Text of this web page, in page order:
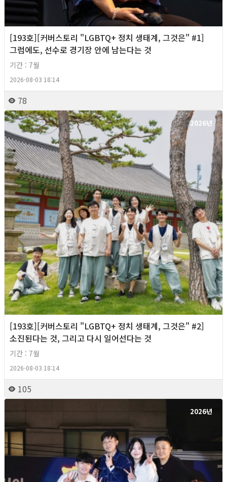
[193호][커버스토리 "LGBTQ+ 정치 생태계, 그것은" #1]
그럼에도, 선수로 경기장 안에 남는다는 것
기간 : 7월
2026-08-03 18:14
78
2026년
[193호][커버스토리 "LGBTQ+ 정치 생태계, 그것은" #2]
소진된다는 것, 그리고 다시 일어선다는 것
기간 : 7월
2026-08-03 18:14
105
2026년